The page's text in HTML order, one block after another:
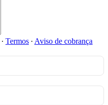
∙ Termos ∙ Aviso de cobrança